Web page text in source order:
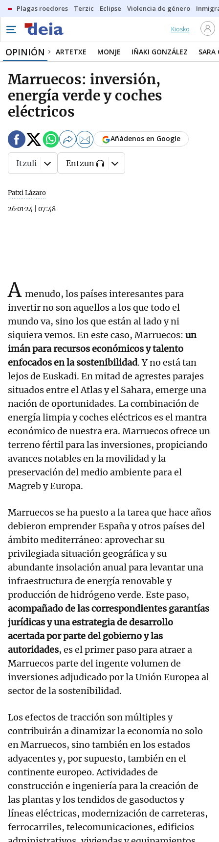
Plagas roedores Terzic Eclipse Violencia de género
Kiosko
OPINIÓN ARTETXE MONJE IÑAKI GONZÁLEZ SARA
Marruecos: inversión,
energía verde y coches
eléctricos
Patxi Lázaro
26·01·24
07:48
Añádenos en Google
Itzuli Entzun
A menudo, los países interesantes para
invertir no son aquellos a los que todo el
mundo va, sino los que están al lado y ni
siquiera vemos. En este caso, Marruecos: un
imán para recursos económicos y talento
enfocados en la sostenibilidad. Y no está tan
lejos de Euskadi. En mitad de agrestes parajes
situados entre el Atlas y el Sahara, emerge una
nación de oportunidades. La combinación de
energía limpia y coches eléctricos es el mantra
económico de nuestra era. Marruecos ofrece un
terreno fértil para las inversiones, propiciando
avances notables en la movilidad y la
preservación del medio ambiente para el
Magreb y Europa.
Marruecos se ha puesto a la tarea que hace años
debieron emprender España y otros países del
ámbito mediterráneo: aprovechar su
privilegiada situación geográfica y su
abundante insolación anual para levantar una
infraestructura de energía renovable y
producción de hidrógeno verde. Este paso,
acompañado de las correspondientes garantías
jurídicas y una estrategia de desarrollo
acertada por parte del gobierno y las
autoridades, es el primer paso para atraer a
Marruecos parte del ingente volumen de
inversiones adjudicado por la Unión Europea al
sector de la sostenibilidad.
Los efectos de tracción son múltiples y
contribuirán a dinamizar la economía no solo
en Marruecos, sino también en los estados
adyacentes y, por supuesto, también en el
continente europeo. Actividades de
construcción e ingeniería para la creación de
las plantas y los tendidos de gasoductos y
líneas eléctricas, modernización de carreteras,
ferrocarriles, telecomunicaciones, edificios